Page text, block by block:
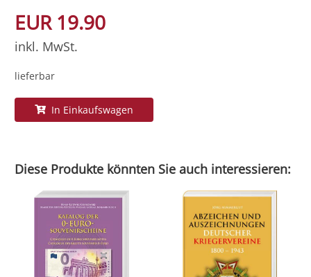
EUR 19.90
inkl. MwSt.
lieferbar
In Einkaufswagen
Diese Produkte könnten Sie auch interessieren: